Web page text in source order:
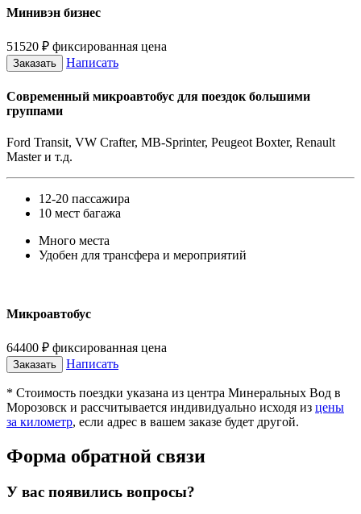
Минивэн бизнес
51520 ₽ фиксированная цена
Заказать Написать
Современный микроавтобус для поездок большими
группами
Ford Transit, VW Crafter, MB-Sprinter, Peugeot Boxter, Renault
Master и т.д.
12-20 пассажира
10 мест багажа
Много места
Удобен для трансфера и мероприятий
Микроавтобус
64400 ₽ фиксированная цена
Заказать Написать
* Стоимость поездки указана из центра Минеральных Вод в
Морозовск и рассчитывается индивидуально исходя из цены
за километр, если адрес в вашем заказе будет другой.
Форма обратной связи
У вас появились вопросы?